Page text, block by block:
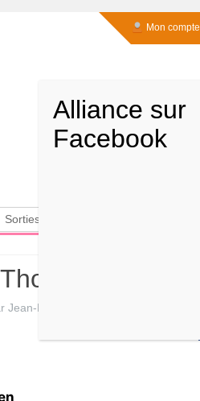
Mon compte
Sorties
Thomsen
Jean-Paul Gavard-Perret